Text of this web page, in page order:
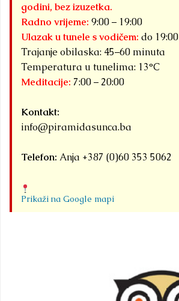
godini, bez izuzetka.
Radno vrijeme: 9:00 – 19:00
Ulazak u tunele s vodičem: do 19:00
Trajanje obilaska: 45–60 minuta
Temperatura u tunelima: 13°C
Meditacije: 7:00 – 20:00
Kontakt:
info@piramidasunca.ba
Telefon: Anja +387 (0)60 353 5062
Prikaži na Google mapi